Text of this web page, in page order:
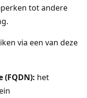
tot andere
via een van deze
het